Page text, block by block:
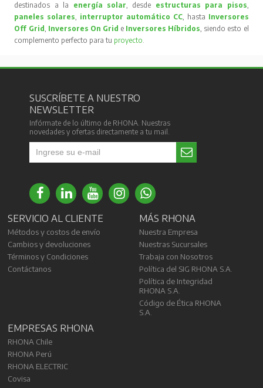
destinados a la energía solar, desde estructuras para pisos,
paneles solares, interruptor automático CC, hasta Inversores
Off Grid, Inversores On Grid e Inversores Híbridos, siendo esto el
complemento perfecto para tu proyecto.
SUSCRÍBETE A NUESTRO
NEWSLETTER
Infórmate de lo último de RHONA. Nuestras
novedades y ofertas directamente a tu mail.
SERVICIO AL CLIENTE
Métodos y costos de envío
Cambios y devoluciones
Términos y Condiciones
Contáctanos
MÁS RHONA
Nuestra Empresa
Nuestras Sucursales
Trabaja con Nosotros
Política del SIG RHONA S.A.
Política de Integridad
RHONA S.A.
Código de Ética RHONA
S.A.
EMPRESAS RHONA
RHONA Chile
RHONA Perú
RHONA ELECTRIC
Covisa